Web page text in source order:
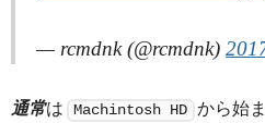
— rcmdnk (@rcmdnk)
通常は Machintosh HD から始